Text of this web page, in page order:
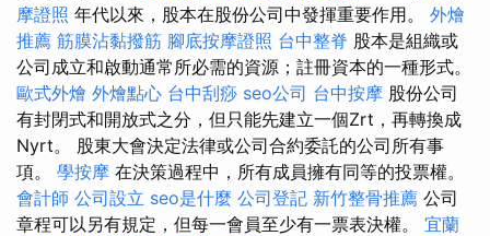
摩證照 年代以來，股本在股份公司中發揮重要作用。 外燴
推薦 筋膜沾黏撥筋 腳底按摩證照 台中整脊 股本是組織或
公司成立和啟動通常所必需的資源；註冊資本的一種形式。
歐式外燴 外燴點心 台中刮痧 seo公司 台中按摩 股份公司
有封閉式和開放式之分，但只能先建立一個Zrt，再轉換成
Nyrt。 股東大會決定法律或公司合約委託的公司所有事
項。 學按摩 在決策過程中，所有成員擁有同等的投票權。
會計師 公司設立 seo是什麼 公司登記 新竹整骨推薦 公司
章程可以另有規定，但每一會員至少有一票表決權。 宜蘭